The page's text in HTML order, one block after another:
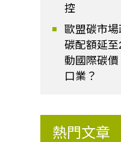
控
歐盟碳市
碳配額延
動國際碳
口業？
熱門文章